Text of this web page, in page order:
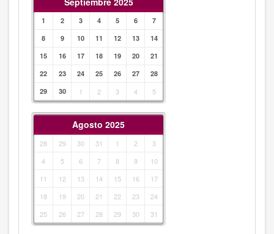
1 2 3 4 5 6
7
8
9 10 11 12 13
14
15
16 17 18 19 20
21
22
23 24 25 26 27
28
29
30 1 2 3 4 5
Agosto 2025
28 29 30 31 1 2
3
4
5 6 7 8 9
10
11
12 13 14 15 16
17
18
19 20 21 22 23
24
25
26 27 28 29 30 31